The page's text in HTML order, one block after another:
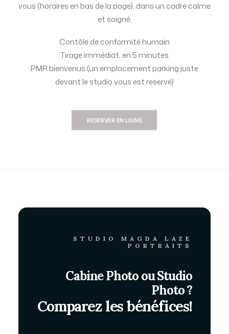
vous (horaires en bas de la page), dans un cadre calme
et soigné.
Contôle de conformité humain
Tirage immédiat, en 5 minutes
PMR bienvenus (un emplacement parking juste
devant le studio vous est reservé)
RESERVER EN LIGNE
STUDIO MAGDA LAZE
PORTRAITS
Cabine Photo ou Studio
Photo ?
Comparez les bénéfices!